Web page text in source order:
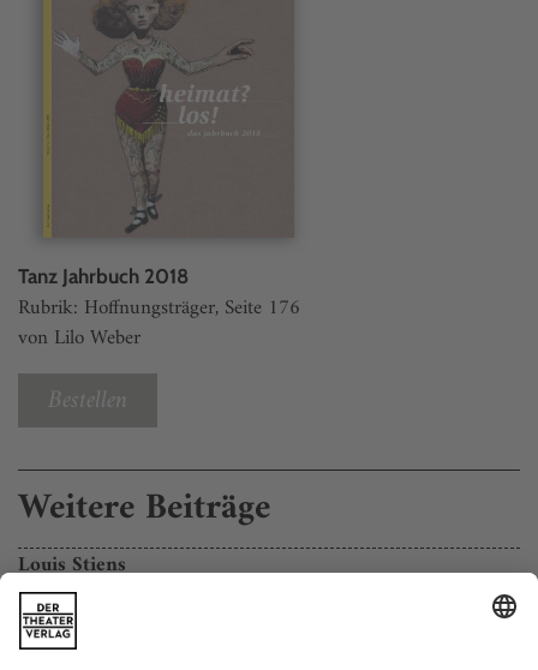
Tanz Jahrbuch 2018
Rubrik: Hoffnungsträger, Seite 176
von Lilo Weber
Bestellen
Weitere Beiträge
Louis Stiens
16 Tanzschaffende denken darüber nach, was Heimat für sie
persönlich bedeutet